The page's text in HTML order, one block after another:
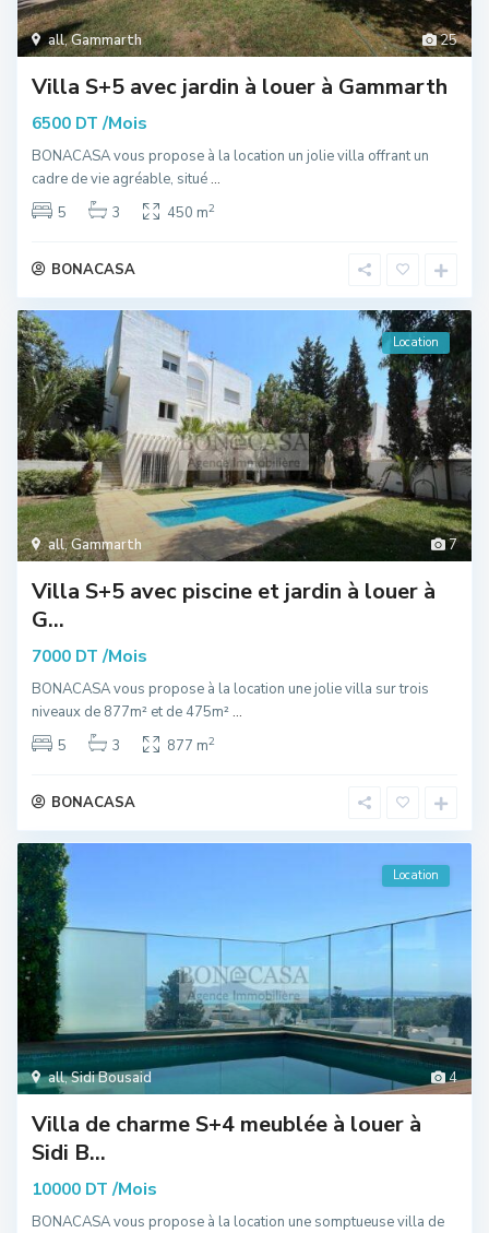
25
all,Gammarth
Villa S+5 avec jardin à louer à Gammarth
6500 DT/Mois
BONACASA vous propose à la location un jolie villa offrant un
cadre de vie agréable, situé...
5
3 450 m2
BONACASA
7
all,Gammarth
Location
Villa S+5 avec piscine et jardin à louer à
G...
7000 DT/Mois
BONACASA vous propose à la location une jolie villa sur trois
niveaux de 877m² et de 475m²...
5
3 877 m2
BONACASA
4
all,Sidi Bousaid
Location
Villa de charme S+4 meublée à louer à
Sidi B...
10000 DT/Mois
BONACASA vous propose à la location une somptueuse villa de